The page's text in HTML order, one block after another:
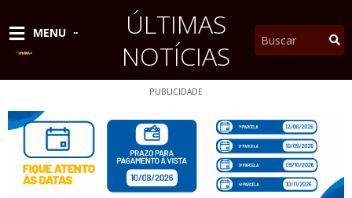
conteúdo
MENU
ÚLTIMAS
NOTÍCIAS
Pesquisar
PUBLICIDADE